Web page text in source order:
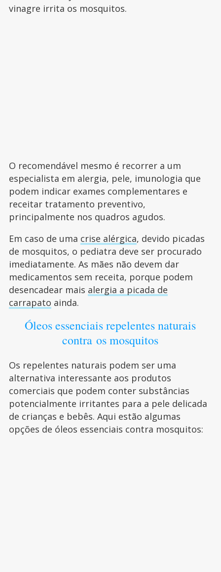
vinagre irrita os mosquitos.
O recomendável mesmo é recorrer a um
especialista em alergia, pele, imunologia que
podem indicar exames complementares e
receitar tratamento preventivo,
principalmente nos quadros agudos.
Em caso de uma crise alérgica, devido picadas
de mosquitos, o pediatra deve ser procurado
imediatamente. As mães não devem dar
medicamentos sem receita, porque podem
desencadear mais alergia a picada de
carrapato ainda.
Óleos essenciais repelentes naturais
contra os mosquitos
Os repelentes naturais podem ser uma
alternativa interessante aos produtos
comerciais que podem conter substâncias
potencialmente irritantes para a pele delicada
de crianças e bebês. Aqui estão algumas
opções de óleos essenciais contra mosquitos: